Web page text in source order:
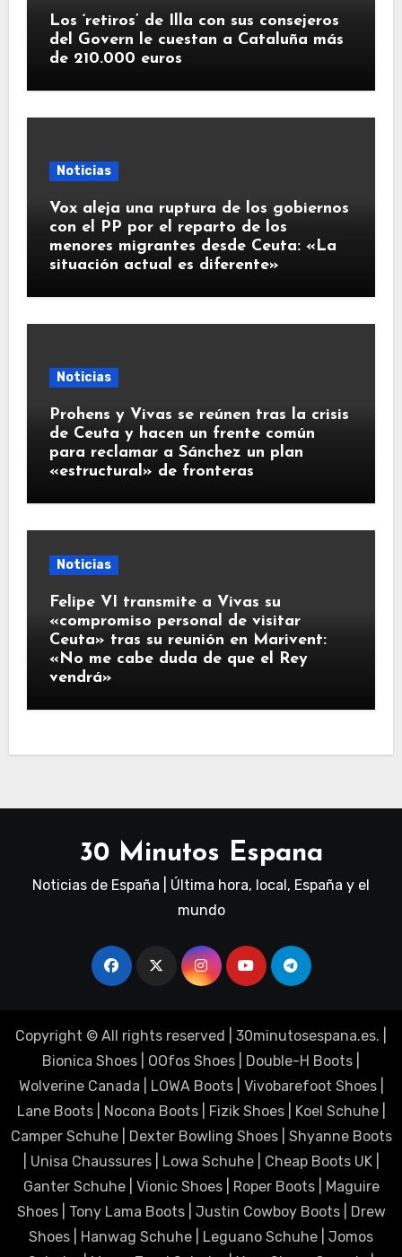
Los ‘retiros’ de Illa con sus consejeros
del Govern le cuestan a Cataluña más
de 210.000 euros
Noticias
Vox aleja una ruptura de los gobiernos
con el PP por el reparto de los
menores migrantes desde Ceuta: «La
situación actual es diferente»
Noticias
Prohens y Vivas se reúnen tras la crisis
de Ceuta y hacen un frente común
para reclamar a Sánchez un plan
«estructural» de fronteras
Noticias
Felipe VI transmite a Vivas su
«compromiso personal de visitar
Ceuta» tras su reunión en Marivent:
«No me cabe duda de que el Rey
vendrá»
30 Minutos Espana
Noticias de España | Última hora, local, España y el
mundo
Copyright © All rights reserved 30minutosespana.es. |
Bionica Shoes
OOfos Shoes Double-H Boots
Wolverine Canada
LOWA Boots| Vivobarefoot Shoes|
Lane Boots| Nocona Boots| Fizik Shoes| Koel Schuhe|
Camper Schuhe| Dexter Bowling Shoes| Shyanne Boots
Unisa Chaussures| Lowa Schuhe| Cheap Boots UK
Ganter Schuhe
Vionic Shoes| Roper Boots|
Maguire
Shoes| Tony Lama Boots| Justin Cowboy Boots|
Drew
Shoes
Hanwag Schuhe Leguano Schuhe
Jomos